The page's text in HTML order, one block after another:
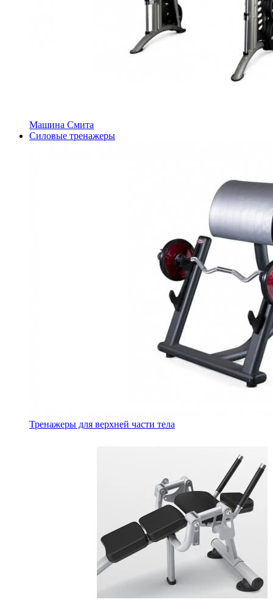
Машина Смита
Силовые тренажеры
Тренажеры для верхней части тела